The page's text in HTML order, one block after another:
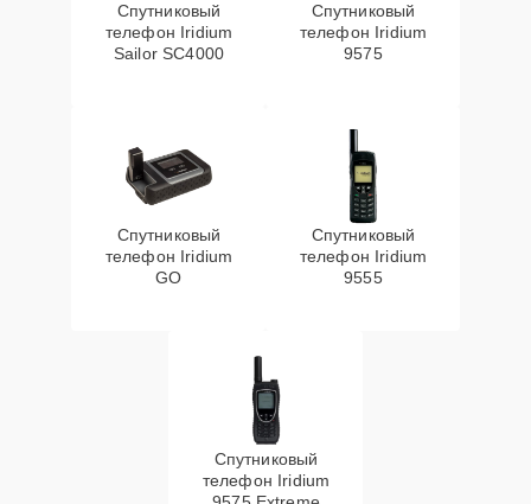
Спутниковый
телефон Iridium
Sailor SC4000
Спутниковый
телефон Iridium
9575
Спутниковый
телефон Iridium
GO
Спутниковый
телефон Iridium
9555
Спутниковый
телефон Iridium